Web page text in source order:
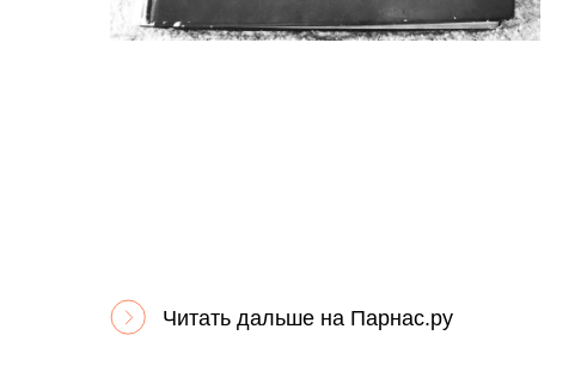
Читать дальше на Парнас.ру